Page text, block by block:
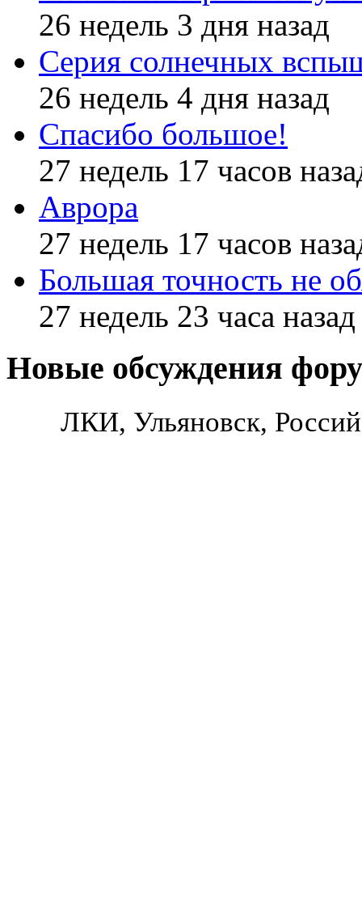
26 недель 3 дня назад
Серия солнечных
26 недель 4 дня назад
Спасибо большое!
27 недель 17 часов
Аврора
27 недель 17 часов
Большая точность не
27 недель 23 часа назад
Новые обсуждения
ЛКИ, Ульяновск,